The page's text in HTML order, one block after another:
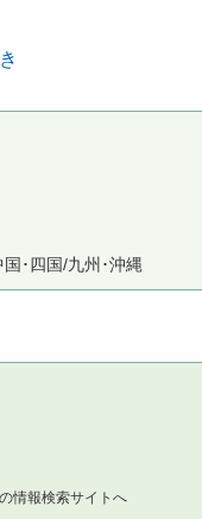
･四国/九州･沖縄
情報検索サイトへ